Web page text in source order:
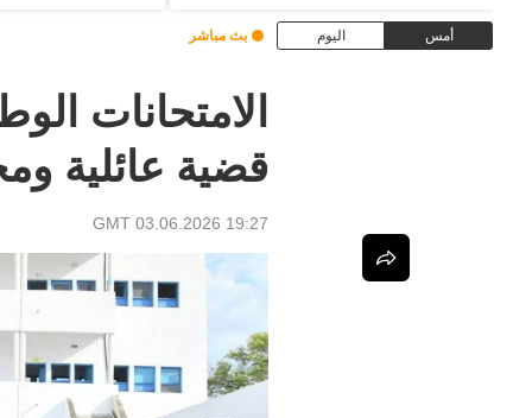
أمس اليوم بث مباشر
الامتحانات
قضية عائلية
19:27 GMT 03.06.2026